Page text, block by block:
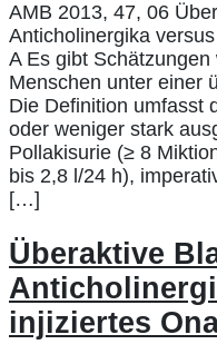
AMB 2013, 47, 06
Anticholinergika
A Es gibt
Menschen unter einer
Die Definition umfasst
oder weniger stark
Pollakisurie (≥ 8
bis 2,8 l/24 h),
[…]
Überaktive
injiziertes